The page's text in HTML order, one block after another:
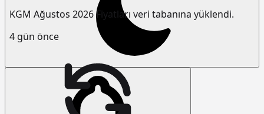
KGM Ağustos 2026 Fiyatları veri tabanına yüklendi.
4 gün önce